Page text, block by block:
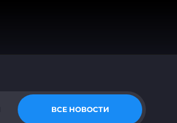
ВСЕ НОВОСТИ